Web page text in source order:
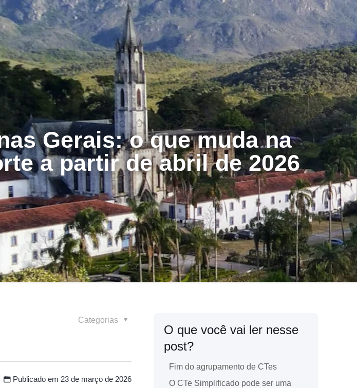
Gerais: o que muda na
a partir de abril de 2026
Categorias
Publicado em 23 de março de 2026
O que você vai ler nesse
post?
Fim do agrupamento de CTes
O CTe Simplificado pode ser uma